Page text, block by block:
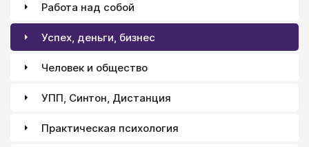
Работа над собой
Успех, деньги, бизнес
Человек и общество
УПП, Синтон, Дистанция
Практическая психология